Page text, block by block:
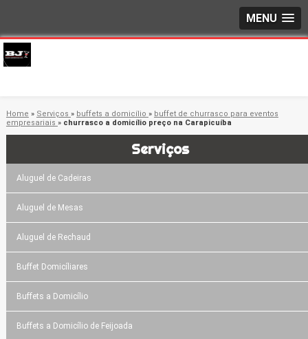
MENU
Home » Serviços » buffets a domicílio » buffet de churrasco para eventos
empresariais » churrasco a domicílio preço na Carapicuíba
Serviços
Aluguel de Cadeiras
Aluguel de Mesas
Aluguel de Rechaud
Buffet Domicíliares
Buffets a Domicílio
Buffets a Domicílio de Feijoada